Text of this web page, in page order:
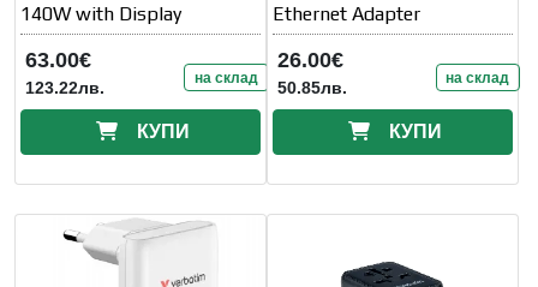
140W with Display
63.00€
123.22лв. на склад
КУПИ
Ethernet Adapter
26.00€
50.85лв. на склад
КУПИ